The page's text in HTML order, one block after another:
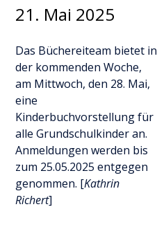
21. Mai 2025
Das Büchereiteam bietet in
der kommenden Woche,
am Mittwoch, den 28. Mai,
eine
Kinderbuchvorstellung für
alle Grundschulkinder an.
Anmeldungen werden bis
zum 25.05.2025 entgegen
genommen. [Kathrin
Richert]